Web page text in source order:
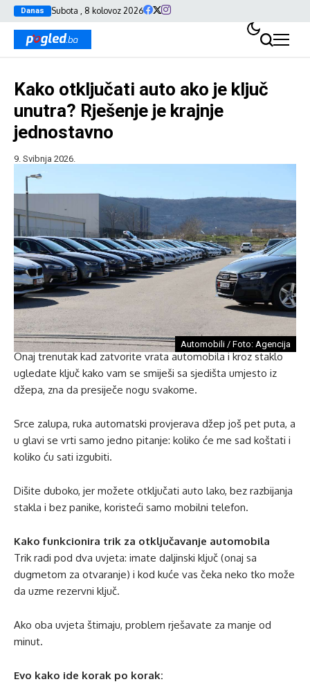
Danas Subota , 8 kolovoz 2026
Kako otključati auto ako je ključ
unutra? Rješenje je krajnje
jednostavno
9. Svibnja 2026.
Automobili / Foto: Agencija
Onaj trenutak kad zatvorite vrata automobila i kroz staklo
ugledate ključ kako vam se smiješi sa sjedišta umjesto iz
džepa, zna da presiječe nogu svakome.
Srce zalupa, ruka automatski provjerava džep još pet puta, a
u glavi se vrti samo jedno pitanje: koliko će me sad koštati i
koliko ću sati izgubiti.
Dišite duboko, jer možete otključati auto lako, bez razbijanja
stakla i bez panike, koristeći samo mobilni telefon.
Kako funkcionira trik za otključavanje automobila
Trik radi pod dva uvjeta: imate daljinski ključ (onaj sa
dugmetom za otvaranje) i kod kuće vas čeka neko tko može
da uzme rezervni ključ.
Ako oba uvjeta štimaju, problem rješavate za manje od
minut.
Evo kako ide korak po korak: